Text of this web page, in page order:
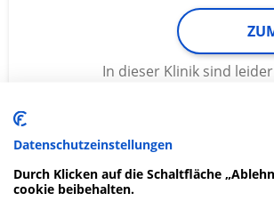
In dieser Klinik sind
Helios Marien Klinik
Datenschutzeinstellungen
Durch Klicken auf die Schaltfläche
cookie beibehalten.